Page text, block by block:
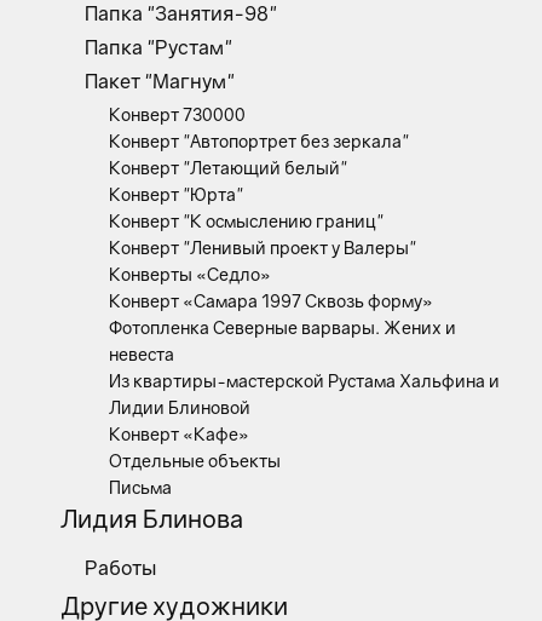
Папка "Занятия-98"
Папка "Рустам"
Пакет "Магнум"
Конверт 730000
Конверт "Автопортрет без зеркала"
Конверт "Летающий белый"
Конверт "Юрта"
Конверт "К осмыслению границ"
Конверт "Ленивый проект у Валеры"
Конверты «Седло»
Конверт «Самара 1997 Сквозь форму»
Фотопленка Северные варвары. Жених и
невеста
Из квартиры-мастерской Рустама Хальфина и
Лидии Блиновой
Конверт «Кафе»
Отдельные объекты
Письма
Лидия Блинова
Работы
Другие художники